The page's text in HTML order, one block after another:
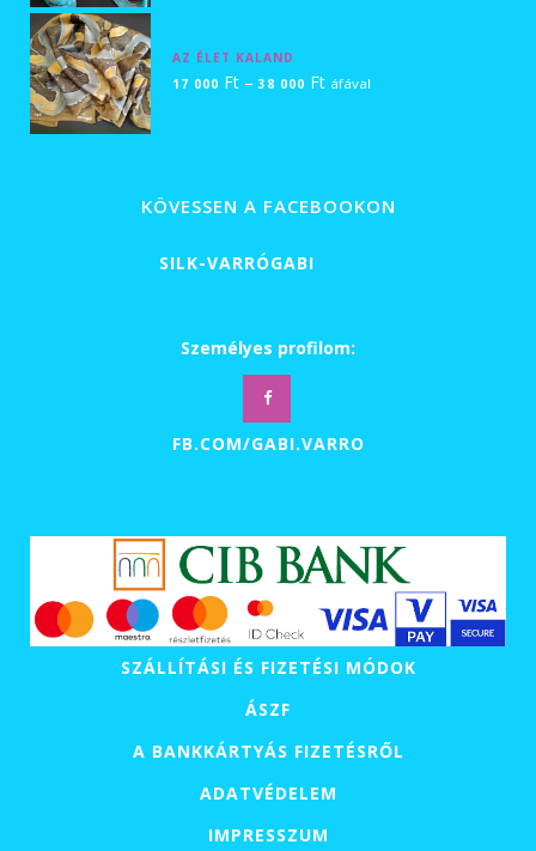
25
AZ ÉLET KALAND
17 000 Ft – 38 000 FtÁrtartomány:
38
áfával
KÖVESSEN A FACEBOOKON
SILK-VARRÓGABI
Személyes profilom:
FB.COM/GABI.VARRO
SZÁLLÍTÁSI ÉS FIZETÉSI MÓDOK
ÁSZF
A BANKKÁRTYÁS FIZETÉSRŐL
ADATVÉDELEM
IMPRESSZUM